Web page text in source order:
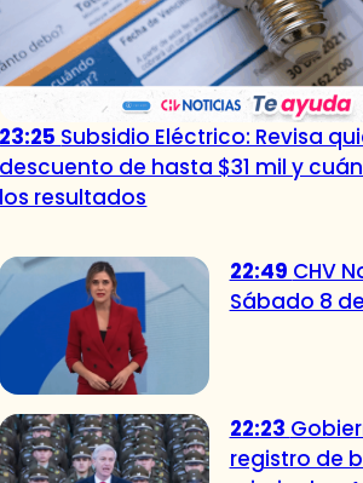
23:25 Subsidio Eléctrico: Revisa
descuento de hasta $31 mil y
los resultados
22:49 CHV
Sábado 8
22:23
registro de